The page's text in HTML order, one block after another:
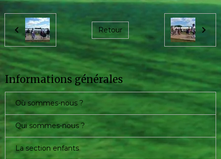
Retour
Informations générales
Où sommes-nous ?
Qui sommes-nous ?
La section enfants